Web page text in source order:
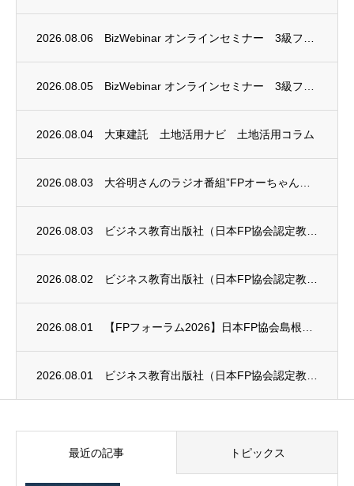
2026.08.06
2026.08.05
2026.08.04 大東建託 土地活用ナビ 土地活用コラム
2026.08.03
2026.08.03
2026.08.02
2026.08.01
2026.08.01
最近の記事 トピックス